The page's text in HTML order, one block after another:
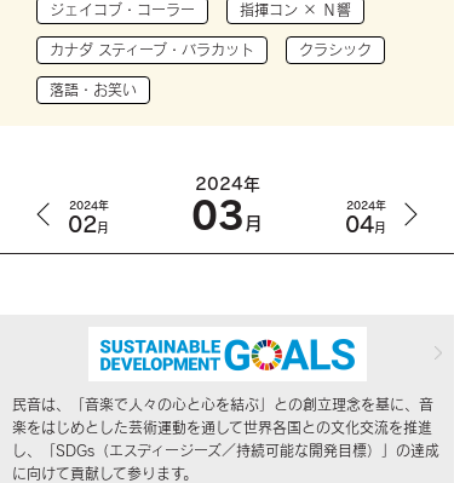
ジェイコブ・コーラー 指揮コン × Ｎ響
カナダ スティーブ・バラカット クラシック
落語・お笑い
2024年
02月
2024年
03 月
2024年
04月
民音は、「音楽で人々の心と心を結ぶ」との創立理念を基に、音
楽をはじめとした芸術運動を通して世界各国との文化交流を推進
し、「SDGs（エスディージーズ／持続可能な開発目標）」の達成
に向けて貢献して参ります。